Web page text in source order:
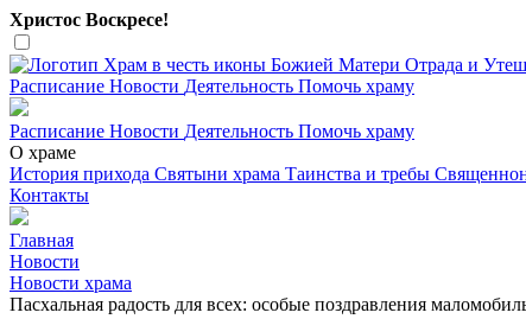
Христос Воскресе!
Расписание Новости Деятельность Помочь храму
Расписание Новости Деятельность Помочь храму
О храме
История прихода Святыни храма Таинства и требы
Контакты
Главная
Новости
Новости храма
Пасхальная радость для всех: особые поздравления